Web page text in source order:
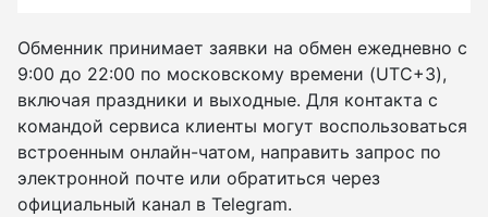
Обменник принимает заявки на обмен ежедневно с
9:00 до 22:00 по московскому времени (UTC+3),
включая праздники и выходные. Для контакта с
командой сервиса клиенты могут воспользоваться
встроенным онлайн-чатом, направить запрос по
электронной почте или обратиться через
официальный канал в Telegram.